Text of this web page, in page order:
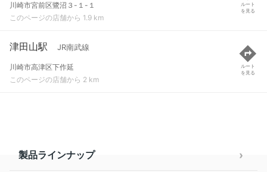
川崎市宮前区鷺沼３-１-１
このページの店舗から 1.9 km
ルート
を見る
津田山駅 JR南武線
川崎市高津区下作延
このページの店舗から 2 km
ルート
を見る
製品ラインナップ